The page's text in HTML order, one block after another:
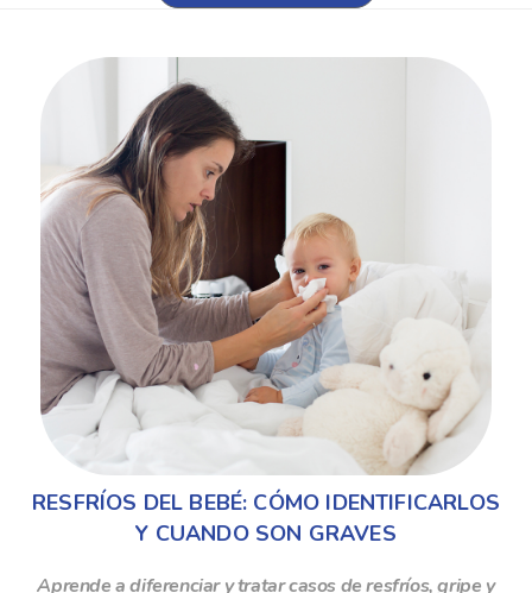
RESFRÍOS DEL BEBÉ: CÓMO IDENTIFICARLOS
Y CUANDO SON GRAVES
Aprende a diferenciar y tratar casos de resfríos, gripe y